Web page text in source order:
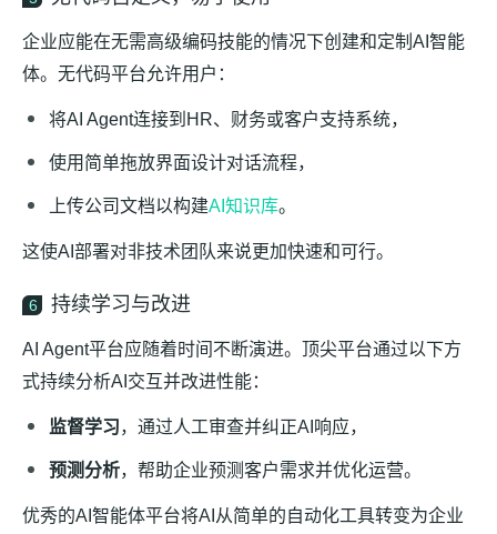
企业应能在无需高级编码技能的情况下创建和定制AI智能
体。无代码平台允许用户：
将AI Agent连接到HR、财务或客户支持系统，
使用简单拖放界面设计对话流程，
上传公司文档以构建AI知识库。
这使AI部署对非技术团队来说更加快速和可行。
6 持续学习与改进
AI Agent平台应随着时间不断演进。顶尖平台通过以下方
式持续分析AI交互并改进性能：
监督学习，通过人工审查并纠正AI响应，
预测分析，帮助企业预测客户需求并优化运营。
优秀的AI智能体平台将AI从简单的自动化工具转变为企业